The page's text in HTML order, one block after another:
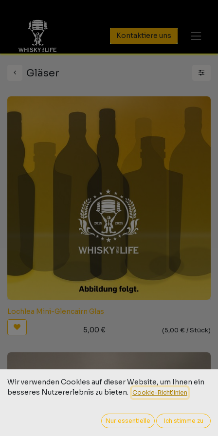
Kontaktiere uns
Gläser
Lochlea Mini-Glencairn Glas
5,00 € (5,00 € /Stück)
Wir verwenden Cookies auf dieser Website, um Ihnen ein
besseres Nutzererlebnis zu bieten. Cookie-Richtlinien
Nur essentielle Ich stimme zu